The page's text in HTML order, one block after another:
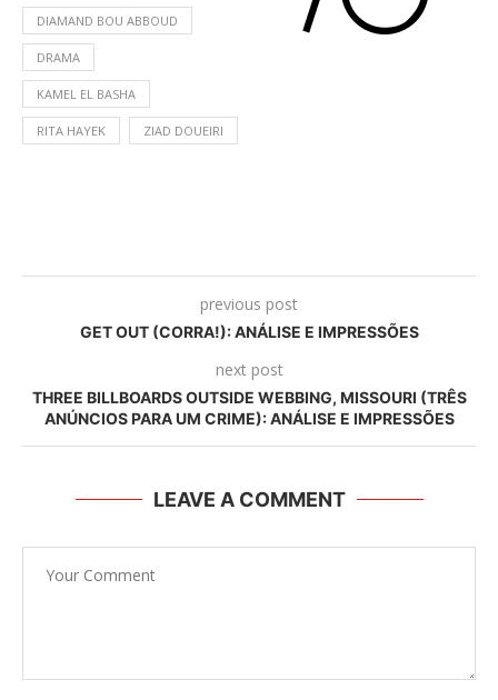
DIAMAND BOU ABBOUD
DRAMA
KAMEL EL BASHA
RITA HAYEK ZIAD DOUEIRI
previous post
GET OUT (CORRA!): ANÁLISE E IMPRESSÕES
next post
THREE BILLBOARDS OUTSIDE WEBBING, MISSOURI (TRÊS
ANÚNCIOS PARA UM CRIME): ANÁLISE E IMPRESSÕES
LEAVE A COMMENT